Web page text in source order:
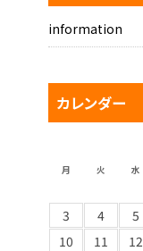
information
カレンダー
月 火 水
3
4 5
10
11 12